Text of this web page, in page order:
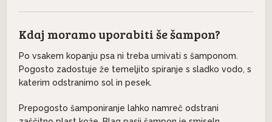
Kdaj moramo uporabiti še šampon?
Po vsakem kopanju psa ni treba umivati s šamponom.
Pogosto zadostuje že temeljito spiranje s sladko vodo, s
katerim odstranimo sol in pesek.
Prepogosto šamponiranje lahko namreč odstrani